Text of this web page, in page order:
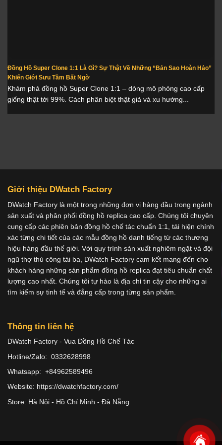
Đồng Hồ Super Clone 1:1 Là Gì? Sự Thật Về Những “Bản Sao Hoàn Hảo”
Khiến Giới Sưu Tầm Bất Ngờ
Khám phá đồng hồ Super Clone 1:1 – dòng mô phỏng cao cấp
giống thật tới 99%. Cách phân biệt thật giả và xu hướng...
Giới thiệu DWatch Factory
DWatch Factory là một trong những đơn vị hàng đầu trong ngành
sản xuất và phân phối đồng hồ replica cao cấp. Chúng tôi chuyên
cung cấp các phiên bản đồng hồ chế tác chuẩn 1:1, tái hiện chính
xác từng chi tiết của các mẫu đồng hồ danh tiếng từ các thương
hiệu hàng đầu thế giới. Với quy trình sản xuất nghiêm ngặt và đội
ngũ thợ thủ công tài ba, DWatch Factory cam kết mang đến cho
khách hàng những sản phẩm đồng hồ replica đạt tiêu chuẩn chất
lượng cao nhất. Chúng tôi tự hào là địa chỉ tin cậy cho những ai
tìm kiếm sự tinh tế và đẳng cấp trong từng sản phẩm.
Thông tin liên hệ
DWatch Factory - Vua Đồng Hồ Chế Tác
Hotline/Zalo: 0332628998
Whatsapp: +84962589496
Website: https://dwatchfactory.com/
Store: Hà Nội - Hồ Chí Minh - Đà Nẵng